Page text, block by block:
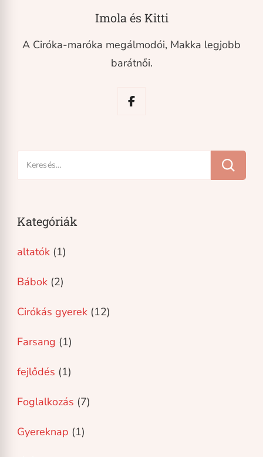
Imola és Kitti
A Ciróka-maróka megálmodói, Makka legjobb
barátnői.
Keresés:
Kategóriák
altatók (1)
Bábok (2)
Cirókás gyerek (12)
Farsang (1)
fejlődés (1)
Foglalkozás (7)
Gyereknap (1)